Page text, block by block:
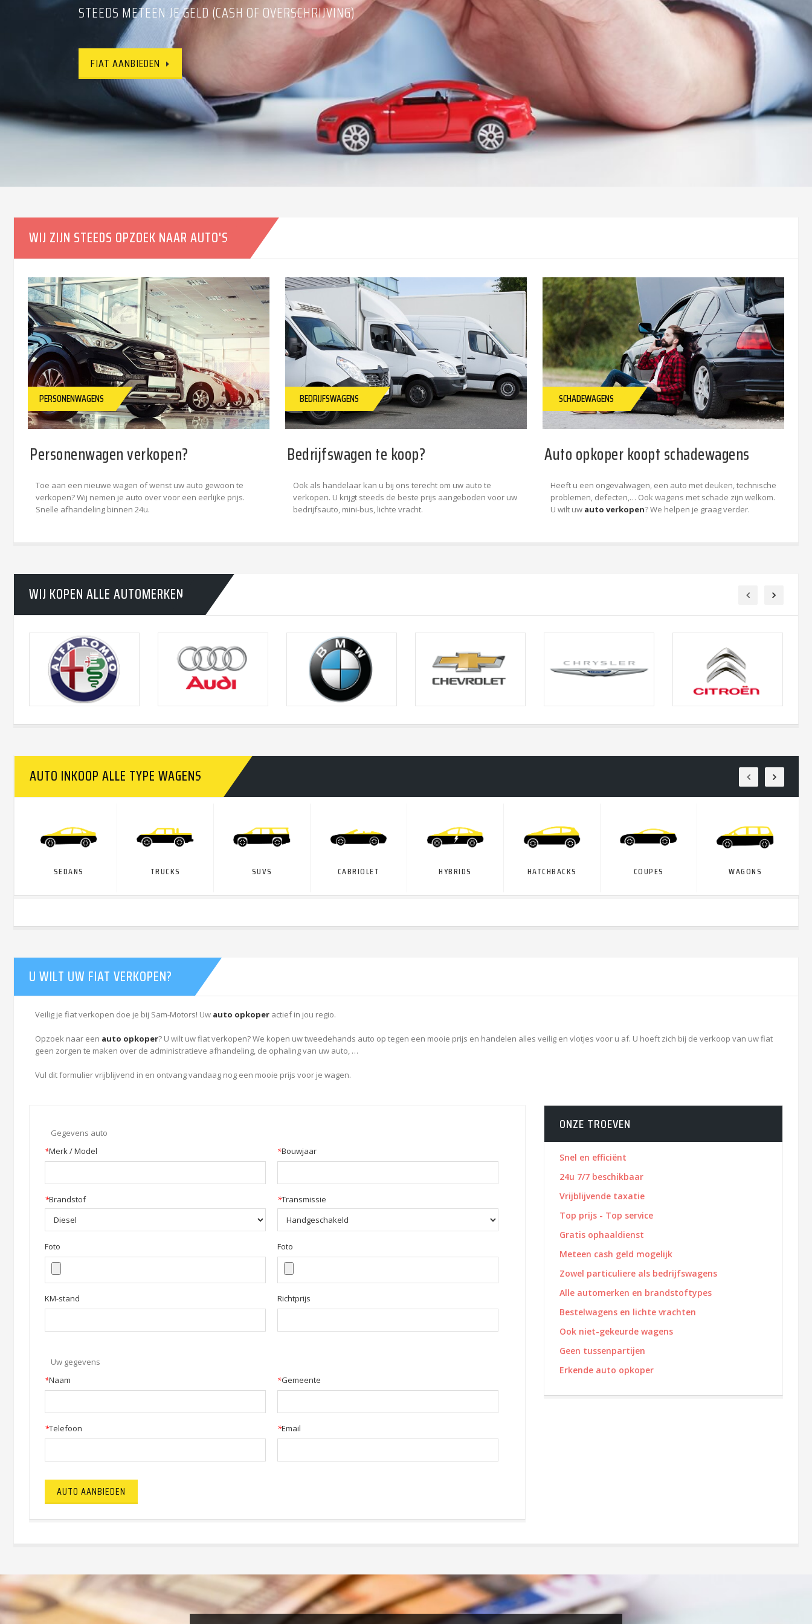
STEEDS METEEN JE GELD (CASH OF OVERSCHRIJVING)
FIAT AANBIEDEN
CONTACTEER ONS VRIJBLIJVEND
FIAT AANBIEDEN
WIJ ZIJN STEEDS OPZOEK NAAR AUTO'S
PERSONENWAGENS
Personenwagen verkopen?
Toe aan een nieuwe wagen of wenst uw auto gewoon te
verkopen? Wij nemen je auto over voor een eerlijke prijs.
Snelle afhandeling binnen 24u.
BEDRIJFSWAGENS
Bedrijfswagen te koop?
Ook als handelaar kan u bij ons terecht om uw auto te
verkopen. U krijgt steeds de beste prijs aangeboden voor uw
bedrijfsauto, mini-bus, lichte vracht.
SCHADEWAGENS
Auto opkoper koopt schadewagens
Heeft u een ongevalwagen, een auto met deuken, technische
problemen, defecten,… Ook wagens met schade zijn welkom.
U wilt uw auto verkopen? We helpen je graag verder.
WIJ KOPEN ALLE AUTOMERKEN
AUTO INKOOP ALLE TYPE WAGENS
SEDANS TRUCKS SUVS‎ CABRIOLET HYBRIDS HATCHBACKS COUPES WAGONS
U WILT UW FIAT VERKOPEN?
Veilig je fiat verkopen doe je bij Sam-Motors! Uw auto opkoper actief in jou regio.
Opzoek naar een auto opkoper? U wilt uw fiat verkopen? We kopen uw tweedehands auto op tegen een mooie prijs en handelen alles veilig en vlotjes voor u af. U hoeft zich bij de verkoop van uw fiat
geen zorgen te maken over de administratieve afhandeling, de ophaling van uw auto, …
Vul dit formulier vrijblijvend in en ontvang vandaag nog een mooie prijs voor je wagen.
Gegevens auto
*Merk / Model *Bouwjaar
*Brandstof *Transmissie
Foto Foto
KM-stand Richtprijs
Uw gegevens
*Naam *Gemeente
*Telefoon *Email
ONZE TROEVEN
Snel en efficiënt
24u 7/7 beschikbaar
Vrijblijvende taxatie
Top prijs - Top service
Gratis ophaaldienst
Meteen cash geld mogelijk
Zowel particuliere als bedrijfswagens
Alle automerken en brandstoftypes
Bestelwagens en lichte vrachten
Ook niet-gekeurde wagens
Geen tussenpartijen
Erkende auto opkoper